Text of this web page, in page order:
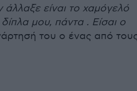
είναι το χαμόγελό
μου, πάντα . Είσαι ο
του ο ένας από